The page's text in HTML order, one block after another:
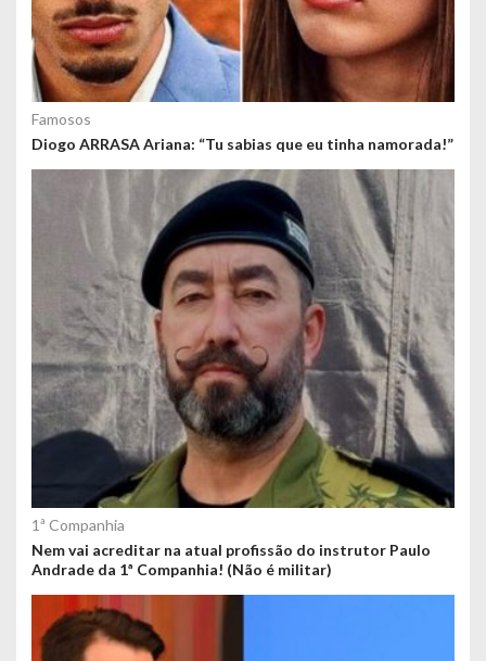
Famosos
Diogo ARRASA Ariana: “Tu sabias que eu tinha namorada!”
1ª Companhia
Nem vai acreditar na atual profissão do instrutor Paulo
Andrade da 1ª Companhia! (Não é militar)